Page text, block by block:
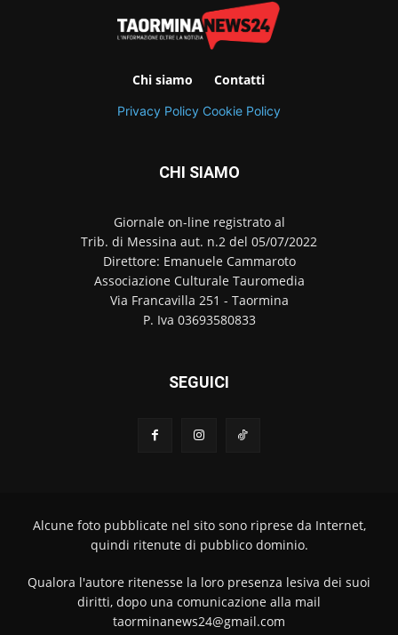
Chi siamo Contatti
Privacy Policy Cookie Policy
CHI SIAMO
Giornale on-line registrato al
Trib. di Messina aut. n.2 del 05/07/2022
Direttore: Emanuele Cammaroto
Associazione Culturale Tauromedia
Via Francavilla 251 - Taormina
P. Iva 03693580833
SEGUICI
Alcune foto pubblicate nel sito sono riprese da Internet,
quindi ritenute di pubblico dominio.
Qualora l'autore ritenesse la loro presenza lesiva dei suoi
diritti, dopo una comunicazione alla mail
taorminanews24@gmail.com